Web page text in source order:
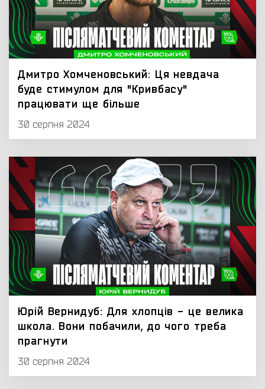
Дмитро Хомченовський: Ця невдача
буде стимулом для "Кривбасу"
працювати ще більше
30 серпня 2024
Юрій Вернидуб: Для хлопців - це велика
школа. Вони побачили, до чого треба
прагнути
30 серпня 2024